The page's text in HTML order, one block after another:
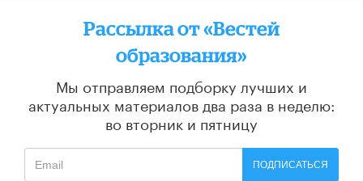
Рассылка от «Вестей
образования»
Мы отправляем подборку лучших и
актуальных материалов два раза в неделю:
во вторник и пятницу
ПОДПИСАТЬСЯ